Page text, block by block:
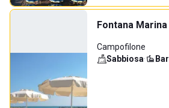
Fontana Marina
Campofilone
Sabbiosa· Bar